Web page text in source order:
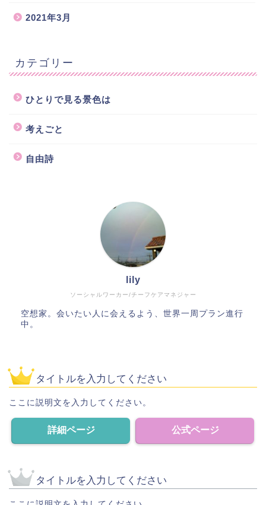
2021年3月
カテゴリー
ひとりで見る景色は
考えごと
自由詩
ソーシャルワーカー/チーフケアマネジャー
lily
空想家。会いたい人に会えるよう、世界一周プラン進行
中。
タイトルを入力してください
ここに説明文を入力してください。
詳細ページ 公式ページ
タイトルを入力してください